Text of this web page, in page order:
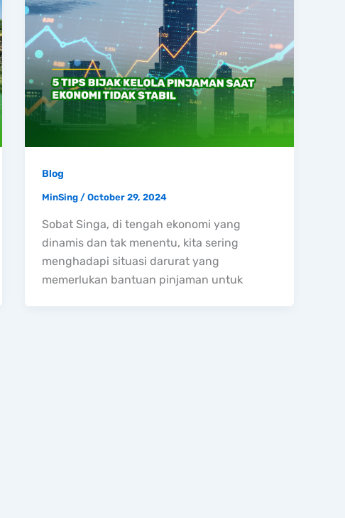
Blog
MinSing/October 29, 2024
Sobat Singa, di tengah ekonomi yang
dinamis dan tak menentu, kita sering
menghadapi situasi darurat yang
memerlukan bantuan pinjaman untuk